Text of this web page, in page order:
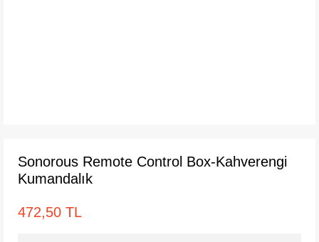
Sonorous Remote Control Box-Kahverengi
Kumandalık
472,50 TL